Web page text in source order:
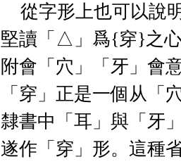
從字形上也可以說
堅讀「 △ 」爲{穿}之
附會「穴」「牙」會
「穿」正是一個从「
隸書中「耳」與「牙
遂作「穿」形。這種